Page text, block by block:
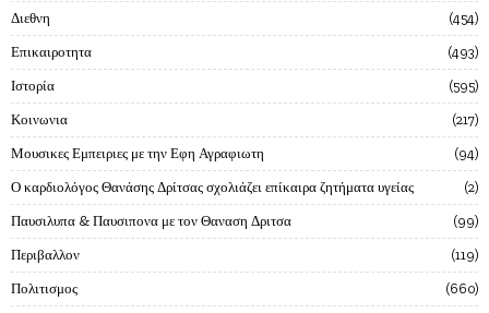
Διεθνη 454
Επικαιροτητα 493
Ιστορία 595
Κοινωνια 217
Μουσικες Εμπειριες με την Εφη Αγραφιωτη 94
Ο καρδιολόγος Θανάσης Δρίτσας σχολιάζει επίκαιρα ζητήματα υγείας 2
Παυσιλυπα & Παυσιπονα με τον Θαναση Δριτσα 99
Περιβαλλον 119
Πολιτισμος 660